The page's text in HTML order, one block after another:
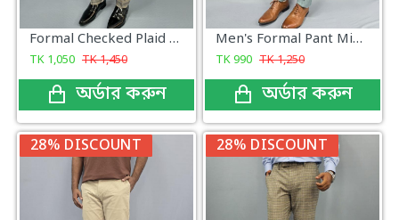
Formal Checked Plaid Pattern
TK 1,050 TK1,450
অর্ডার করুন
Men's Formal Pant Mint Green New
TK990 TK1,250
অর্ডার করুন
28% DISCOUNT 28% DISCOUNT